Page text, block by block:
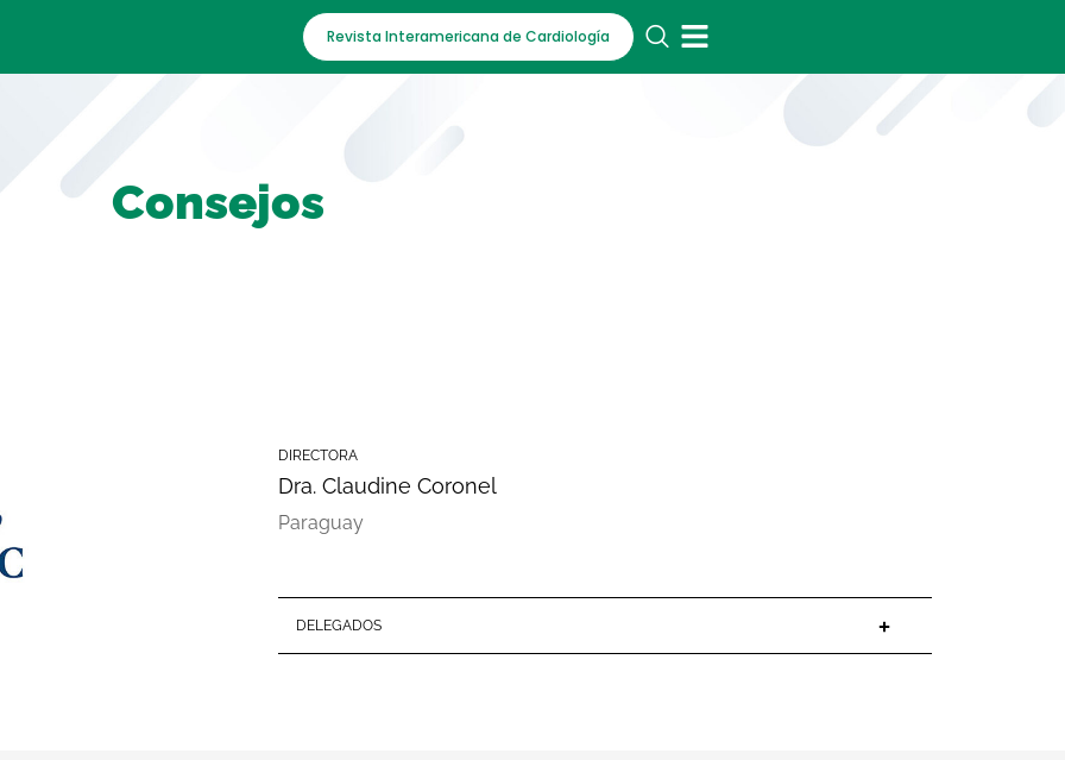
Revista Interamericana de Cardiología
Consejos
DIRECTORA
Dra. Claudine Coronel
Paraguay
DELEGADOS